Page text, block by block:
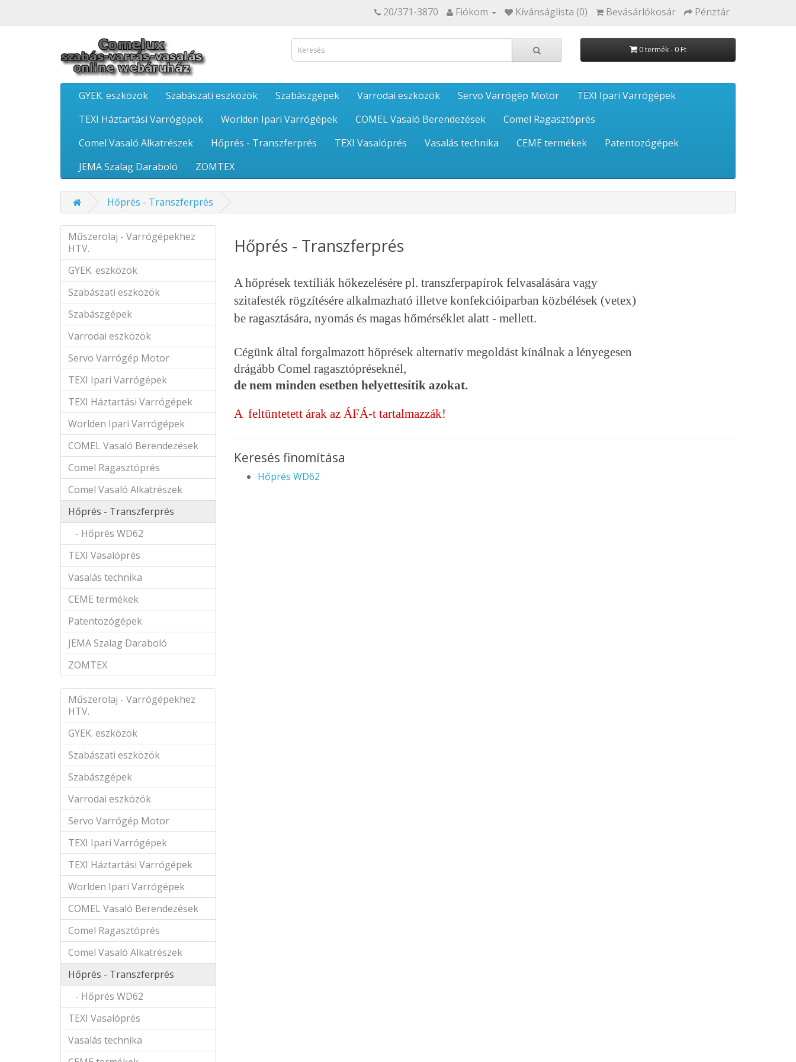
20/371-3870 Fiókom Kívánságlista (0) Bevásárlókosár Pénztár
0 termék - 0 Ft
GYEK. eszközök Szabászati eszközök Szabászgépek Varrodai eszközök Servo Varrógép Motor
TEXI Ipari Varrógépek
TEXI Háztartási Varrógépek
Worlden Ipari Varrógépek COMEL Vasaló Berendezések
Comel Ragasztóprés
Comel Vasaló Alkatrészek
Hőprés - Transzferprés TEXI Vasalóprés Vasalás technika CEME termékek
Patentozógépek
JEMA Szalag Daraboló
ZOMTEX
Hőprés - Transzferprés
Műszerolaj - Varrógépekhez
HTV.
GYEK. eszközök
Szabászati eszközök
Szabászgépek
Varrodai eszközök
Servo Varrógép Motor
TEXI Ipari Varrógépek
TEXI Háztartási Varrógépek
Worlden Ipari Varrógépek
COMEL Vasaló Berendezések
Comel Ragasztóprés
Comel Vasaló Alkatrészek
Hőprés - Transzferprés
- Hőprés WD62
TEXI Vasalóprés
Vasalás technika
CEME termékek
Patentozógépek
JEMA Szalag Daraboló
ZOMTEX
Műszerolaj - Varrógépekhez
HTV.
GYEK. eszközök
Szabászati eszközök
Szabászgépek
Varrodai eszközök
Servo Varrógép Motor
TEXI Ipari Varrógépek
TEXI Háztartási Varrógépek
Worlden Ipari Varrógépek
COMEL Vasaló Berendezések
Comel Ragasztóprés
Comel Vasaló Alkatrészek
Hőprés - Transzferprés
- Hőprés WD62
TEXI Vasalóprés
Vasalás technika
Hőprés - Transzferprés
A hőprések textíliák hőkezelésére pl. transzferpapírok felvasalására vagy
szitafesték rögzítésére alkalmazható illetve konfekcióiparban közbélések (vetex)
be ragasztására, nyomás és magas hőmérséklet alatt - mellett.
Cégünk által forgalmazott hőprések alternatív megoldást kínálnak a lényegesen
drágább Comel ragasztópréseknél,
de nem minden esetben helyettesítik azokat.
A feltüntetett árak az ÁFÁ-t tartalmazzák!
Keresés finomítása
Hőprés WD62